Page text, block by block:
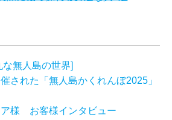
無人島の世界]
された「無人島かくれんぼ2025」
様 お客様インタビュー